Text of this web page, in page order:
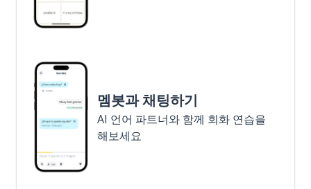
멤봇과 채팅하기
AI 언어 파트너와 함께 회화 연습을
해보세요